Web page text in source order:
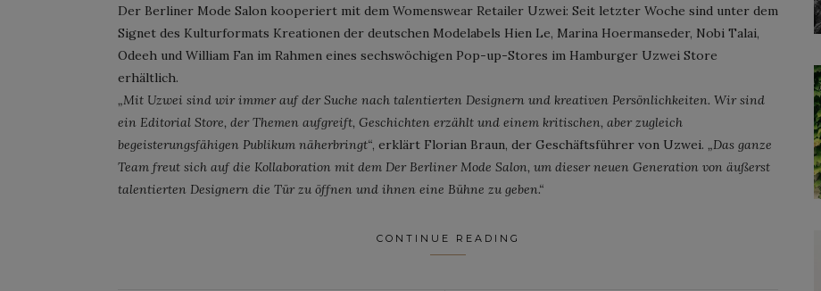
Der Berliner Mode Salon kooperiert mit dem Womenswear Retailer Uzwei: Seit letzter Woche sind unter dem
Signet des Kulturformats Kreationen der deutschen Modelabels Hien Le, Marina Hoermanseder, Nobi Talai,
Odeeh und William Fan im Rahmen eines sechswöchigen Pop-up-Stores im Hamburger Uzwei Store
erhältlich.
„Mit Uzwei sind wir immer auf der Suche nach talentierten Designern und kreativen Persönlichkeiten. Wir sind
ein Editorial Store, der Themen aufgreift, Geschichten erzählt und einem kritischen, aber zugleich
begeisterungsfähigen Publikum näherbringt“, erklärt Florian Braun, der Geschäftsführer von Uzwei. „Das ganze
Team freut sich auf die Kollaboration mit dem Der Berliner Mode Salon, um dieser neuen Generation von äußerst
talentierten Designern die Tür zu öffnen und ihnen eine Bühne zu geben.“
CONTINUE READING